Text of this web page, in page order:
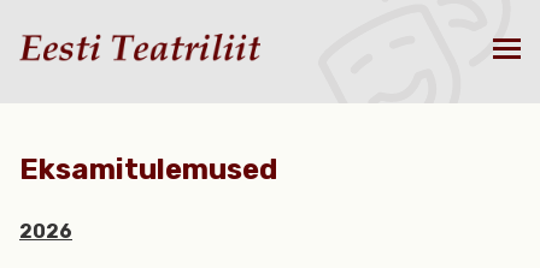
Eksamitulemused
2026